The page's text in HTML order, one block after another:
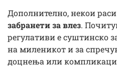
Дополнително, некои
забранети за влез.
регулативи е суштинско
на миленикот и за
доцнења или